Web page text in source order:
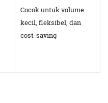
Cocok untuk volume
kecil, fleksibel, dan
cost-saving